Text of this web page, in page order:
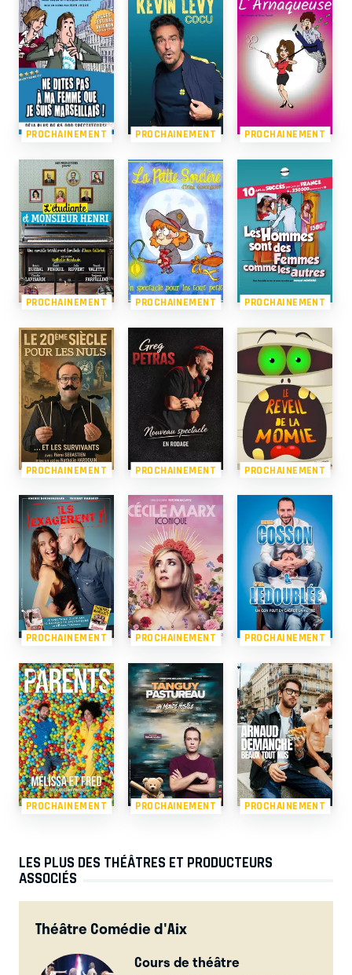
PROCHAINEMENT PROCHAINEMENT PROCHAINEMENT
PROCHAINEMENT PROCHAINEMENT PROCHAINEMENT
PROCHAINEMENT PROCHAINEMENT PROCHAINEMENT
PROCHAINEMENT PROCHAINEMENT PROCHAINEMENT
PROCHAINEMENT PROCHAINEMENT PROCHAINEMENT
LES PLUS DES THÉÂTRES ET PRODUCTEURS
ASSOCIÉS
Théâtre Comédie d'Aix
Cours de théâtre